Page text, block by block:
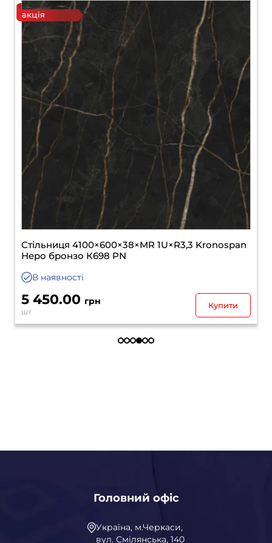
Стільниця 4100×600×38×MR 1U×R3,3 Kronospan
Неро бронзо К698 PN
В наявності
5 450.00 грн
шт
Купити
Головний офіс
Україна, м.Черкаси,
вул. Смілянська, 140